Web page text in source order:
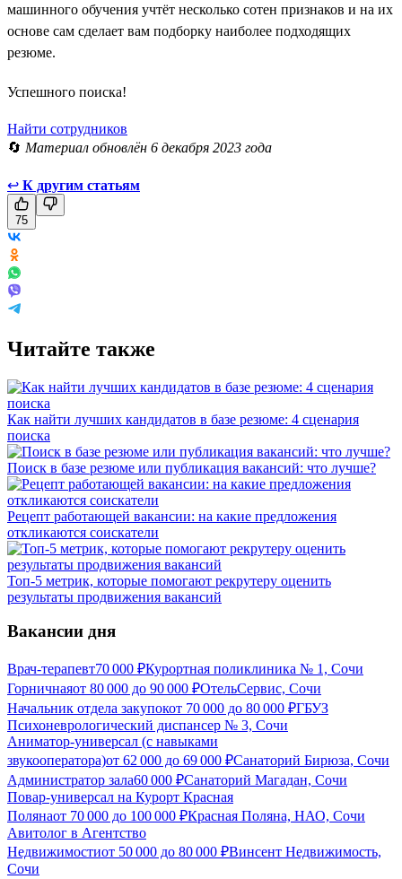
машинного обучения учтёт несколько сотен признаков и на их
основе сам сделает вам подборку наиболее подходящих
резюме.
Успешного поиска!
Найти сотрудников
🔄 Материал обновлён 6 декабря 2023 года
↩ К другим статьям
75
Читайте также
Как найти лучших кандидатов в базе резюме: 4 сценария
поиска
Поиск в базе резюме или публикация вакансий: что лучше?
Рецепт работающей вакансии: на какие предложения
откликаются соискатели
Топ-5 метрик, которые помогают рекрутеру оценить
результаты продвижения вакансий
Вакансии дня
Врач-терапевт70 000 ₽Курортная поликлиника № 1, Сочи
Горничнаяот 80 000 до 90 000 ₽ОтельСервис, Сочи
Начальник отдела закупокот 70 000 до 80 000 ₽ГБУЗ
Психоневрологический диспансер № 3, Сочи
Аниматор‑универсал (с навыками
звукооператора)от 62 000 до 69 000 ₽Санаторий Бирюза, Сочи
Администратор зала60 000 ₽Санаторий Магадан, Сочи
Повар-универсал на Курорт Красная
Полянаот 70 000 до 100 000 ₽Красная Поляна, НАО, Сочи
Авитолог в Агентство
Недвижимостиот 50 000 до 80 000 ₽Винсент Недвижимость,
Сочи